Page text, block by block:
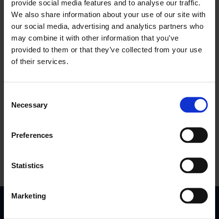
provide social media features and to analyse our traffic.
We also share information about your use of our site with
our social media, advertising and analytics partners who
may combine it with other information that you’ve
provided to them or that they’ve collected from your use
of their services.
Selection
Necessary
Preferences
Statistics
Marketing